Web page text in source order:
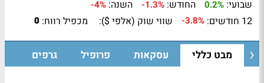
שבועי: 0.2% החודש: -1.3% השנה: -4%
12 חודשים: -3.8% שווי שוק (אלפי $): מכפיל רווח: 0
מבט כללי עסקאות פרופיל גרפים